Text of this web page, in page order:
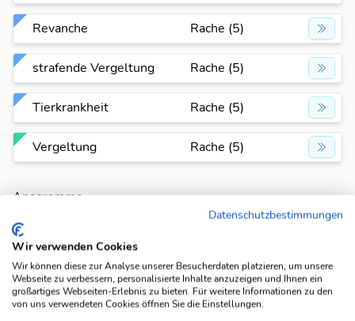
Revanche Rache (5)
strafende Vergeltung Rache (5)
Tierkrankheit Rache (5)
Vergeltung Rache (5)
Anagramme
Für die Antwort "Rache" gibt es aktuell 5 Anagramme in
der Datenbank. Pro Anagramm zeigen wir dir eine
passende Beispiel-Lösung an. Wenn du alle Lösungen
sehen möchtest, klicke einfach auf das entsprechende
Anagramm um alle Fragen anzuzeigen, die dazu passen.
A
C
A
Datenschutzbestimmungen
Wir verwenden Cookies
Wir können diese zur Analyse unserer Besucherdaten platzieren, um unsere
Webseite zu verbessern, personalisierte Inhalte anzuzeigen und Ihnen ein
großartiges Webseiten-Erlebnis zu bieten. Für weitere Informationen zu den
von uns verwendeten Cookies öffnen Sie die Einstellungen.